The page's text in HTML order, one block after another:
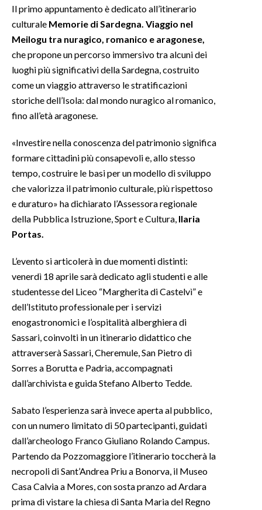
INSULARITÀ
INFO AZIENDE
ABBONATI
ANNUNCI
NECROLOGI
STORE
Il primo appuntamento è dedicato all’itinerario
culturale Memorie di Sardegna. Viaggio nel
Meilogu tra nuragico, romanico e aragonese,
che propone un percorso immersivo tra alcuni dei
luoghi più significativi della Sardegna, costruito
come un viaggio attraverso le stratificazioni
storiche dell’Isola: dal mondo nuragico al romanico,
fino all’età aragonese.
«Investire nella conoscenza del patrimonio significa
formare cittadini più consapevoli e, allo stesso
tempo, costruire le basi per un modello di sviluppo
che valorizza il patrimonio culturale, più rispettoso
e duraturo» ha dichiarato l’Assessora regionale
della Pubblica Istruzione, Sport e Cultura, Ilaria
Portas.
L’evento si articolerà in due momenti distinti:
venerdì 18 aprile sarà dedicato agli studenti e alle
studentesse del Liceo “Margherita di Castelvì” e
dell’Istituto professionale per i servizi
enogastronomici e l’ospitalità alberghiera di
Sassari, coinvolti in un itinerario didattico che
attraverserà Sassari, Cheremule, San Pietro di
Sorres a Borutta e Padria, accompagnati
dall’archivista e guida Stefano Alberto Tedde.
Sabato l’esperienza sarà invece aperta al pubblico,
con un numero limitato di 50 partecipanti, guidati
dall’archeologo Franco Giuliano Rolando Campus.
Partendo da Pozzomaggiore l’itinerario toccherà la
necropoli di Sant’Andrea Priu a Bonorva, il Museo
Casa Calvia a Mores, con sosta pranzo ad Ardara
prima di vistare la chiesa di Santa Maria del Regno